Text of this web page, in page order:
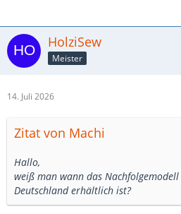
HolziSew
Meister
14. Juli 2026
Zitat von Machi
Hallo,
weiß man wann das
Deutschland erhältlich ist?